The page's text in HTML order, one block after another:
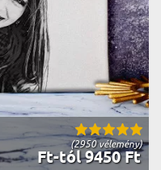
(2950 vélemény)
Ft-tól 9450 Ft